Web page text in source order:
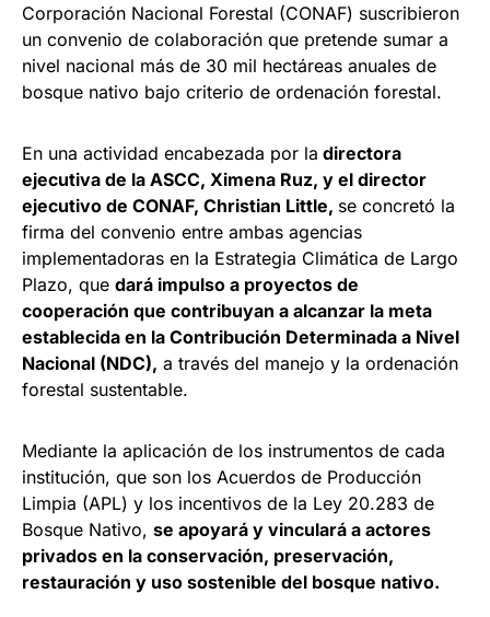
Corporación Nacional Forestal (CONAF) suscribieron
un convenio de colaboración que pretende sumar a
nivel nacional más de 30 mil hectáreas anuales de
bosque nativo bajo criterio de ordenación forestal.
En una actividad encabezada por la directora
ejecutiva de la ASCC, Ximena Ruz, y el director
ejecutivo de CONAF, Christian Little, se concretó la
firma del convenio entre ambas agencias
implementadoras en la Estrategia Climática de Largo
Plazo, que dará impulso a proyectos de
cooperación que contribuyan a alcanzar la meta
establecida en la Contribución Determinada a Nivel
Nacional (NDC), a través del manejo y la ordenación
forestal sustentable.
Mediante la aplicación de los instrumentos de cada
institución, que son los Acuerdos de Producción
Limpia (APL) y los incentivos de la Ley 20.283 de
Bosque Nativo, se apoyará y vinculará a actores
privados en la conservación, preservación,
restauración y uso sostenible del bosque nativo.